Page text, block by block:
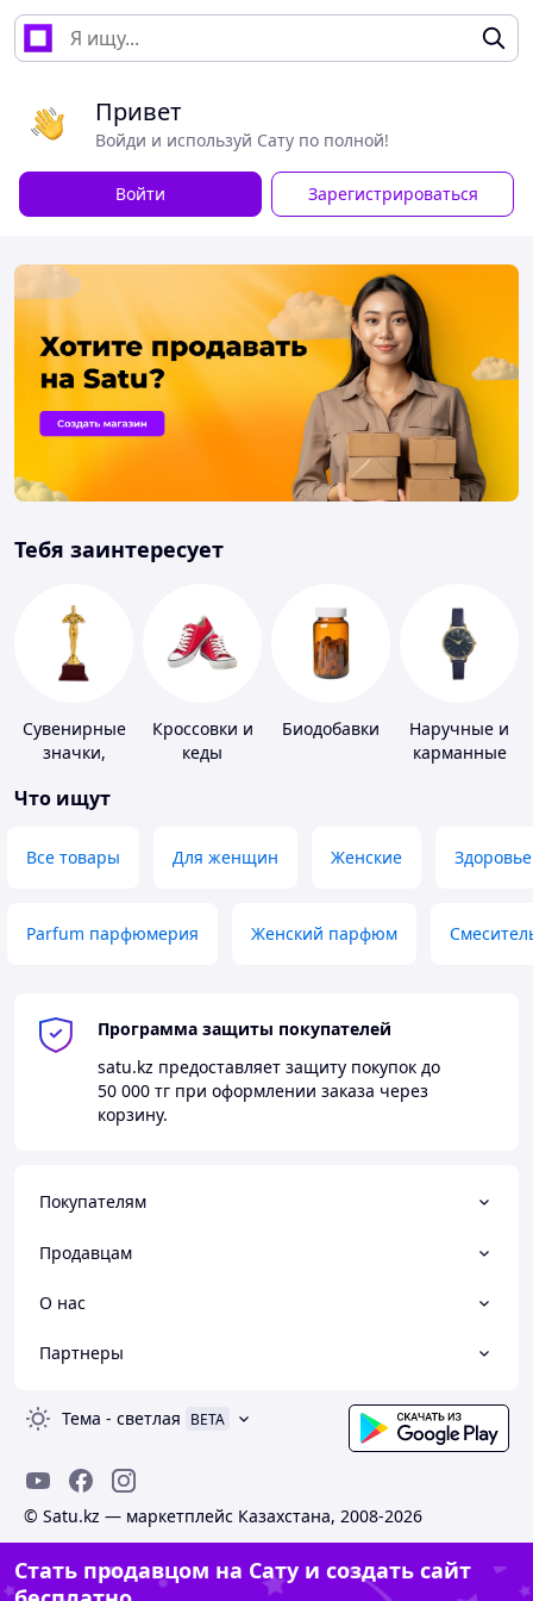
Привет
Войди и используй Сату по полной!
Войти Зарегистрироваться
Тебя заинтересует
Сувенирные
значки,
Кроссовки и
кеды
Биодобавки
Наручные и
карманные
Что ищут
Все товары Для женщин Женские Здоровье
Parfum парфюмерия Женский парфюм
Программа защиты покупателей
satu.kz предоставляет защиту покупок до
50 000 тг при оформлении заказа через
корзину.
Покупателям
Продавцам
О нас
Партнеры
Тема - светлая BETA
© Satu.kz — маркетплейс Казахстана, 2008-2026
Стать продавцом на Сату и создать сайт